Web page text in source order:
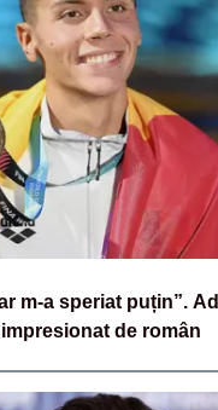
m-a speriat puțin”.
de român